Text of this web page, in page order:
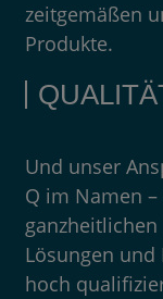
zeitgemäßen
Produkte.
Und unser
Q im Namen
Lösungen
hoch